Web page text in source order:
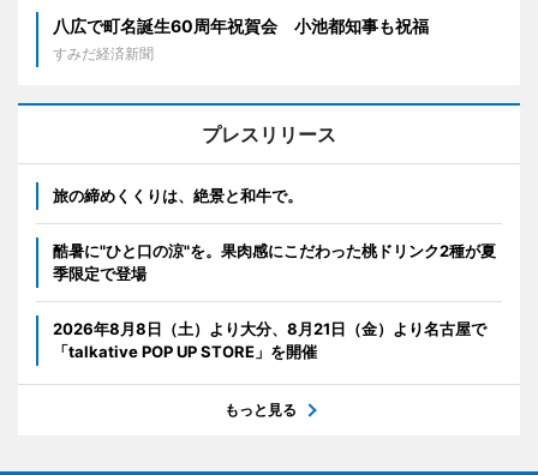
八広で町名誕生60周年祝賀会 小池都知事も祝福
すみだ経済新聞
プレスリリース
旅の締めくくりは、絶景と和牛で。
酷暑に"ひと口の涼"を。果肉感にこだわった桃ドリンク2種が夏
季限定で登場
2026年8月8日（土）より大分、8月21日（金）より名古屋で
「talkative POP UP STORE」を開催
もっと見る